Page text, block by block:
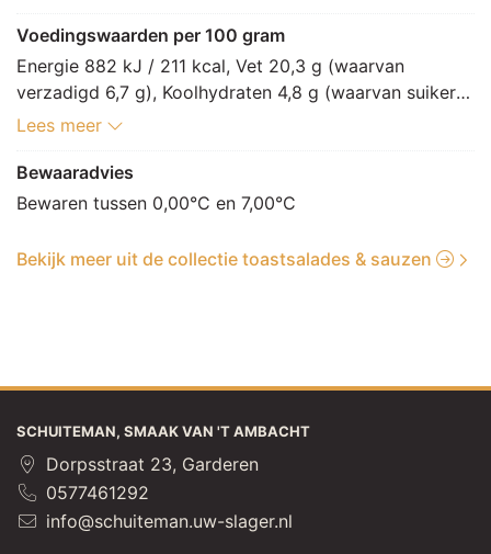
citroensap uit concentraat, karamelstroop,
verdikkingsmiddel: E412, E415], magere spekblokjes
9% [spek 100% [varkensvlees, zout, conserveermiddel:
Voedingswaarden per 100 gram
Energie 882 kJ / 211 kcal, Vet 20,3 g (waarvan
verzadigd 6,7 g), Koolhydraten 4,8 g (waarvan suikers
1,7 g), Vezels 0,4 g, Eiwitten 3 g, Zout 1,4 g.
Lees meer
Bewaaradvies
Bewaren tussen 0,00°C en 7,00°C
Bekijk meer uit de collectie toastsalades & sauzen
SCHUITEMAN, SMAAK VAN 'T AMBACHT
Dorpsstraat 23, Garderen
0577461292
info@schuiteman.uw-slager.nl